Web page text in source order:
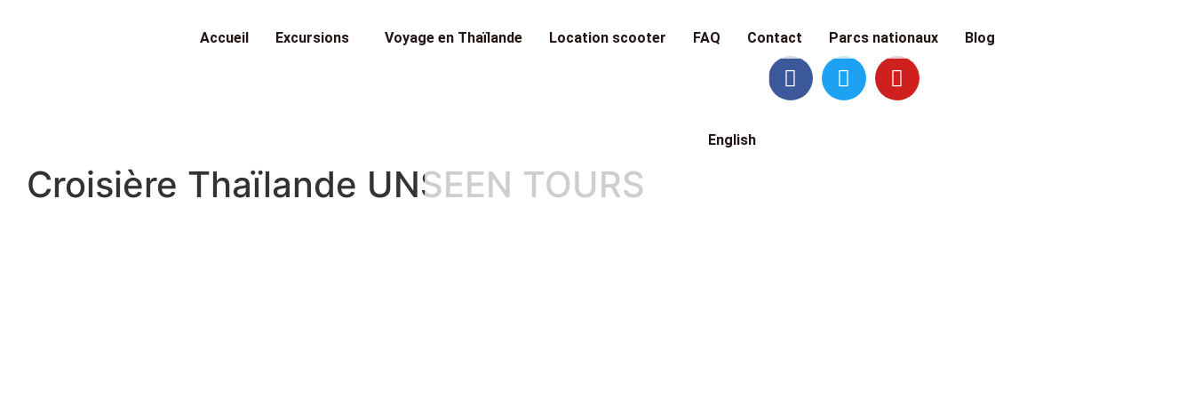
Accueil Excursions Voyage en Thaïlande Location scooter FAQ Contact Parcs nationaux Blog
English
Croisière Thaïlande UNSEEN TOURS